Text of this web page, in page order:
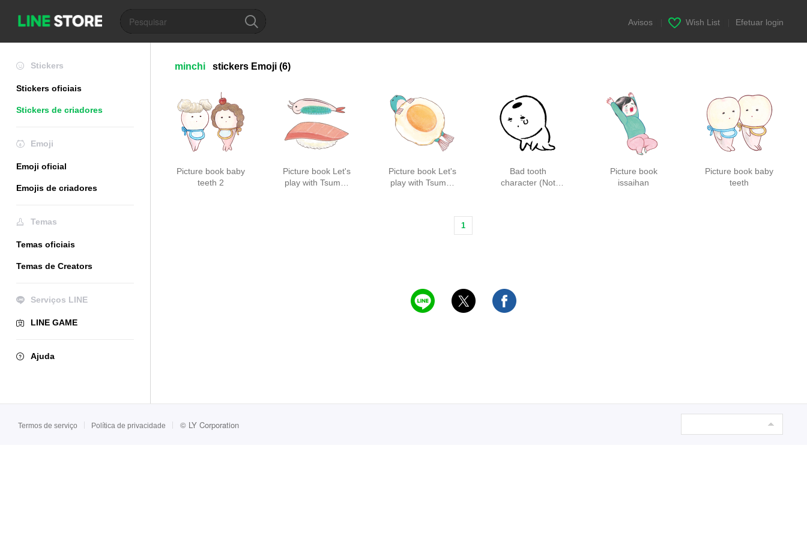
Avisos Wish List Efetuar login
Stickers
Stickers oficiais
Stickers de criadores
Emoji
Emoji oficial
Emojis de criadores
Temas
Temas oficiais
Temas de Creators
Serviços LINE
LINE GAME
Ajuda
minchi stickers Emoji (6)
Picture book baby
teeth 2
Picture book Let's
play with Tsumu-
Picture book Let's
play with Tsumu-
Bad tooth
character (Not
Picture book
issaihan
Picture book baby
teeth
1
Termos de serviço Política de privacidade © LY Corporation